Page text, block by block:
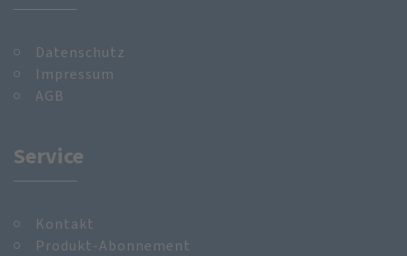
Datenschutz
Impressum
AGB
Service
Kontakt
Produkt-Abonnement